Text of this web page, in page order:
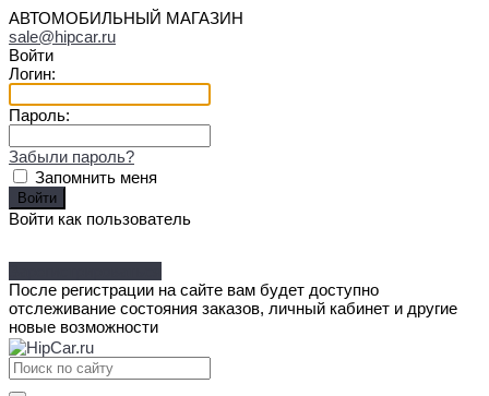
АВТОМОБИЛЬНЫЙ МАГАЗИН
sale@hipcar.ru
Войти
Логин:
Пароль:
Забыли пароль?
Запомнить меня
Войти как пользователь
После регистрации на сайте вам будет доступно
отслеживание состояния заказов, личный кабинет и другие
новые возможности